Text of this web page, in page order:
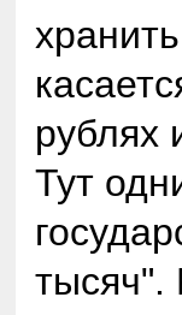
рублях
Тут
тысяч".